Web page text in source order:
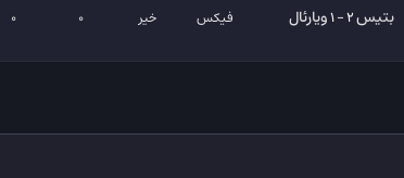
بتیس2 - 1 ویارئال فیکس خیر 0
0